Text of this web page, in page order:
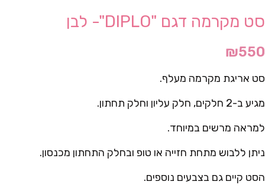
סט מקרמה דגם "DIPLO"- לבן
₪550
סט אריגת מקרמה מעלף.
מגיע ב-2 חלקים, חלק עליון וחלק תחתון.
למראה מרשים במיוחד.
ניתן ללבוש מתחת חזייה או טופ ובחלק התחתון מכנסון.
הסט קיים גם בצבעים נוספים.